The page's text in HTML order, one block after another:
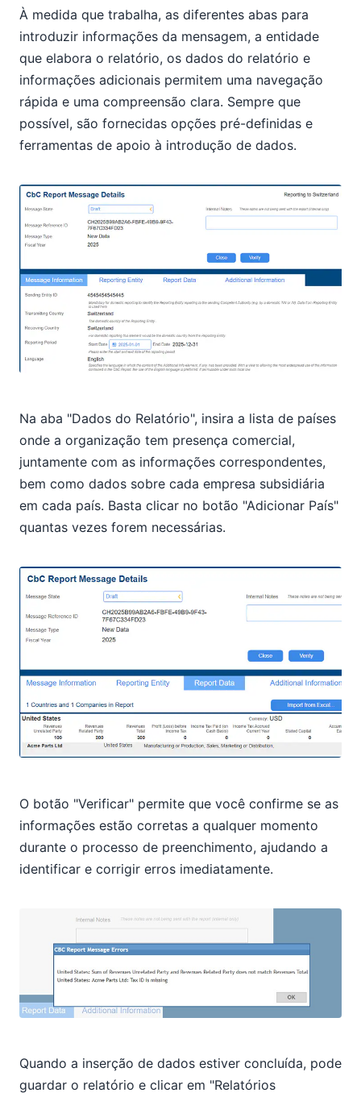
À medida que trabalha, as diferentes abas para
introduzir informações da mensagem, a entidade
que elabora o relatório, os dados do relatório e
informações adicionais permitem uma navegação
rápida e uma compreensão clara. Sempre que
possível, são fornecidas opções pré-definidas e
ferramentas de apoio à introdução de dados.
Na aba "Dados do Relatório", insira a lista de países
onde a organização tem presença comercial,
juntamente com as informações correspondentes,
bem como dados sobre cada empresa subsidiária
em cada país. Basta clicar no botão "Adicionar País"
quantas vezes forem necessárias.
O botão "Verificar" permite que você confirme se as
informações estão corretas a qualquer momento
durante o processo de preenchimento, ajudando a
identificar e corrigir erros imediatamente.
Quando a inserção de dados estiver concluída, pode
guardar o relatório e clicar em "Relatórios